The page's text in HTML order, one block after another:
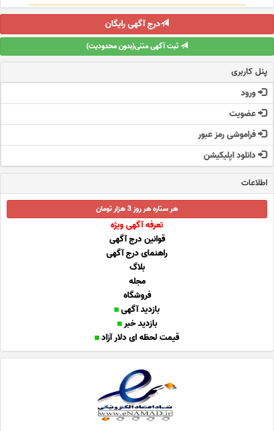
درج آگهی رایگان
ثبت آگهی متنی(بدون محدودیت)
پنل کاربری
ورود
عضویت
فراموشی رمز عبور
دانلود اپلیکیشن
اطلاعات
هر ستاره هر روز 3 هزار تومان
تعرفه آگهی ویژه
قوانین درج آگهی
راهنمای درج آگهی
بلاگ
مجله
فروشگاه
بازدید آگهی
بازدید خبر
قیمت لحظه ای دلار آزاد